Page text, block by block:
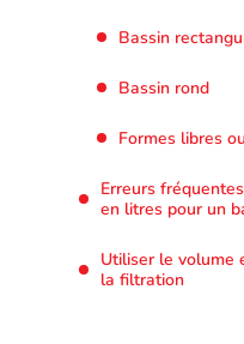
Bassin
Bassin rond
Formes libres
Erreurs
en litres pour un
Utiliser le volume
la filtration